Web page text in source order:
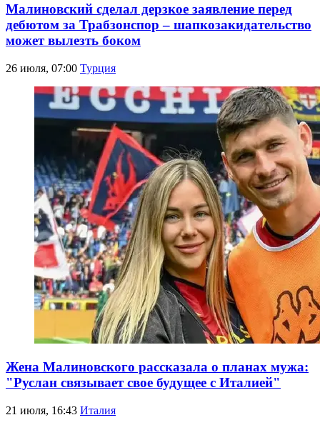
Малиновский сделал дерзкое заявление перед
дебютом за Трабзонспор – шапкозакидательство
может вылезть боком
26 июля, 07:00 Турция
Жена Малиновского рассказала о планах мужа:
"Руслан связывает свое будущее с Италией"
21 июля, 16:43 Италия